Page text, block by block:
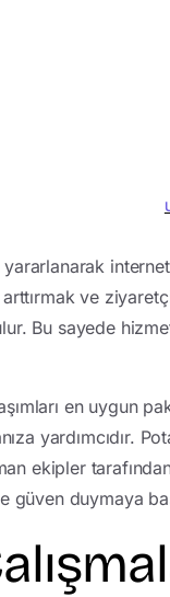
yararlanarak
ve
Bu sayede
en uygun
yardımcıdır.
ekipler
güven duymaya